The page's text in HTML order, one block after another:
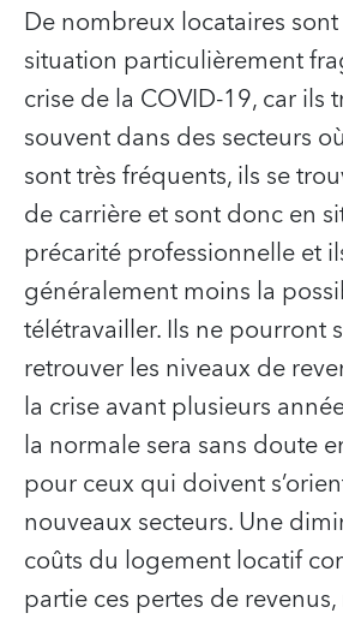
De nombreux locataires
situation particulièrement
crise de la COVID-19, car ils
souvent dans des secteurs
sont très fréquents, ils se
de carrière et sont donc en
précarité professionnelle et
généralement moins la
télétravailler. Ils ne pourront
retrouver les niveaux de
la crise avant plusieurs
la normale sera sans doute
pour ceux qui doivent
nouveaux secteurs. Une
coûts du logement locatif
partie ces pertes de